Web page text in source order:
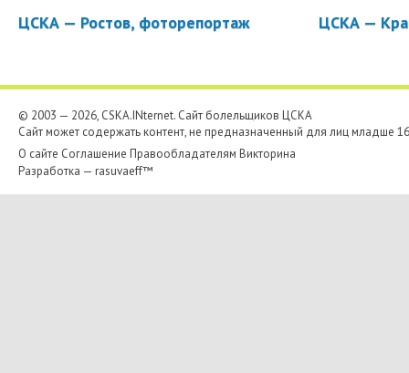
ЦСКА — Ростов, фоторепортаж ЦСКА —
© 2003 — 2026, CSKA.INternet. Cайт болельщиков ЦСКА
Сайт может содержать контент, не предназначенный для лиц младше
О сайте Соглашение Правообладателям Викторина
Разработка — rasuvaeff™